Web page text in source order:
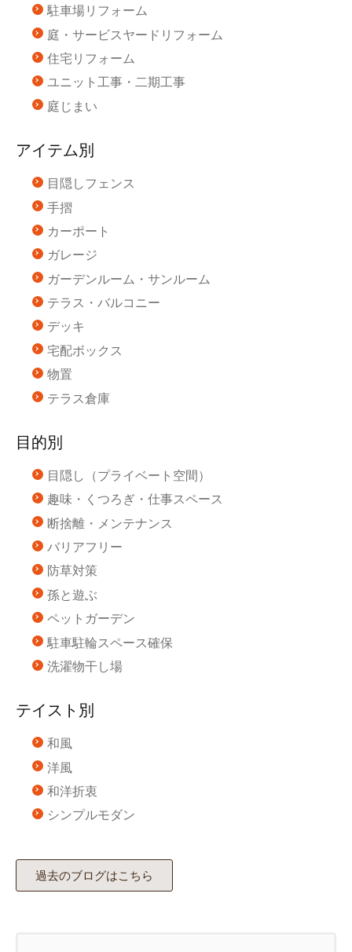
駐車場リフォーム
庭・サービスヤードリフォーム
住宅リフォーム
ユニット工事・二期工事
庭じまい
アイテム別
目隠しフェンス
手摺
カーポート
ガレージ
ガーデンルーム・サンルーム
テラス・バルコニー
デッキ
宅配ボックス
物置
テラス倉庫
目的別
目隠し（プライベート空間）
趣味・くつろぎ・仕事スペース
断捨離・メンテナンス
バリアフリー
防草対策
孫と遊ぶ
ペットガーデン
駐車駐輪スペース確保
洗濯物干し場
テイスト別
和風
洋風
和洋折衷
シンプルモダン
過去のブログはこちら